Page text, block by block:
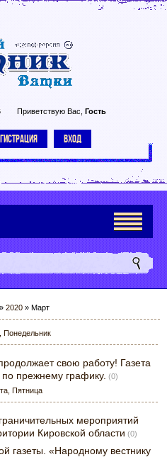
Приветствую Вас Гость
ВХОД
2020 » Март
Понедельник
свою работу! Газета
прежнему графику. (0)
Пятница
мероприятий
Кировской области (0)
газеты. «Народному вестнику